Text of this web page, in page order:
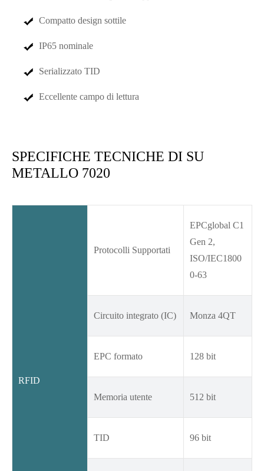
Compatto design sottile
IP65 nominale
Serializzato TID
Eccellente campo di lettura
SPECIFICHE TECNICHE DI SU
METALLO 7020
RFID
Protocolli Supportati
EPCglobal C1
Gen 2,
ISO/IEC1800
0-63
Circuito integrato (IC) Monza 4QT
EPC formato 128 bit
Memoria utente 512 bit
TID 96 bit